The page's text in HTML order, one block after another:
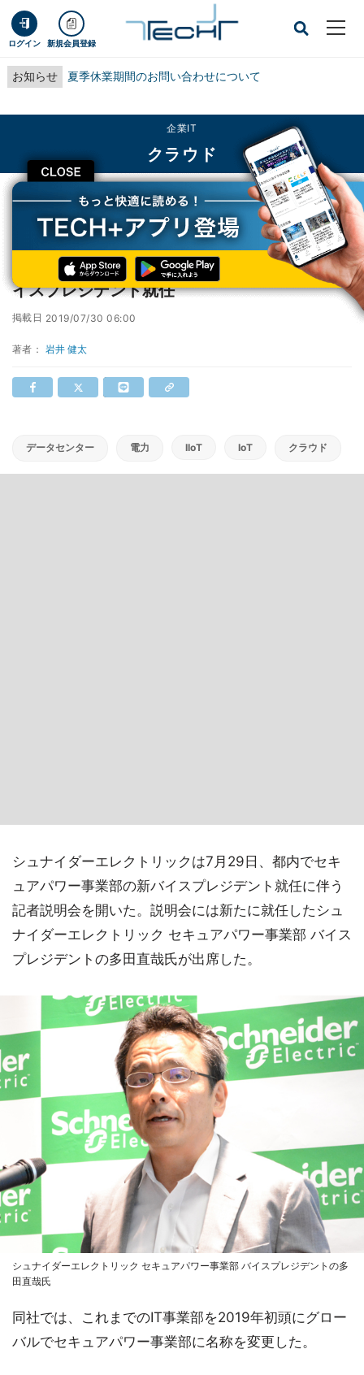
ログイン 新規会員登録
お知らせ 夏季休業期間のお問い合わせについて
CLOSE
企業IT
クラウド
TECH+ 企業IT
クラウド
シュナイダーのセキュアパワー事業部に新バイスプレジデント就任
シュナイダーのセキュアパワー事業部に新バ
イスプレジデント就任
掲載日 2019/07/30 06:00
著者： 岩井 健太
データセンター 電力 IIoT IoT クラウド
シュナイダーエレクトリックは7月29日、都内でセキ
ュアパワー事業部の新バイスプレジデント就任に伴う
記者説明会を開いた。説明会には新たに就任したシュ
ナイダーエレクトリック セキュアパワー事業部 バイス
プレジデントの多田直哉氏が出席した。
シュナイダーエレクトリック セキュアパワー事業部 バイスプレジデントの多
田直哉氏
同社では、これまでのIT事業部を2019年初頭にグロー
バルでセキュアパワー事業部に名称を変更した。